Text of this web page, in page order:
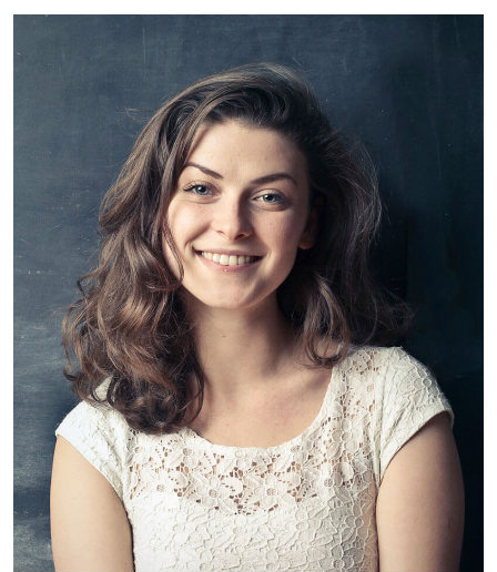
Sarah Gomez
CEO, Founder